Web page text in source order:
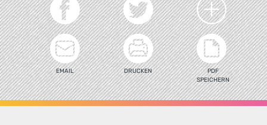
EMAIL DRUCKEN
PDF
SPEICHERN